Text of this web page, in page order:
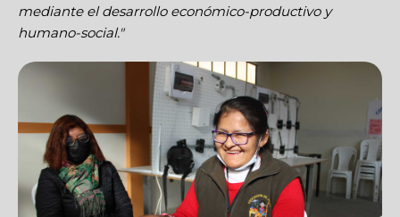
mediante el desarrollo económico-productivo y
humano-social."